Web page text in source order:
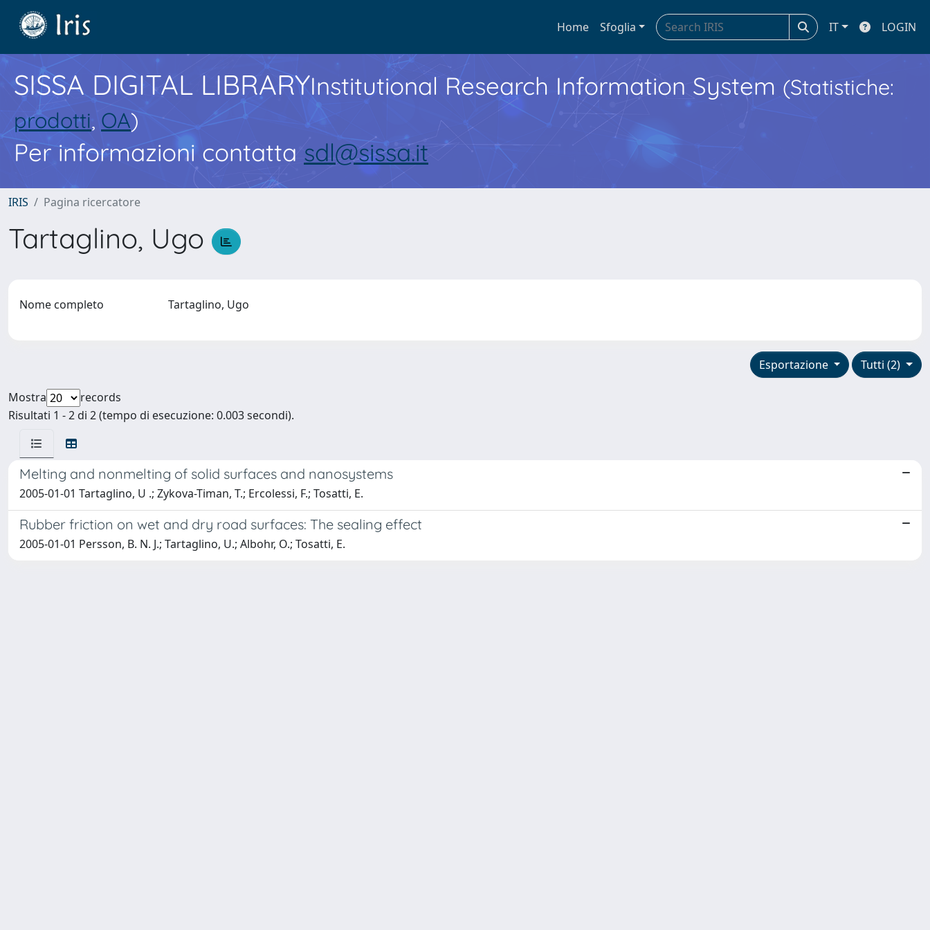
Home Sfoglia IT LOGIN
SISSA DIGITAL LIBRARYInstitutional Research Information System (Statistiche:
prodotti, OA)
Per informazioni contatta sdl@sissa.it
IRIS Pagina ricercatore
Tartaglino, Ugo
Nome completo Tartaglino, Ugo
Tutti (2)
Esportazione
Mostra
records
Risultati 1 - 2 di 2 (tempo di esecuzione: 0.003 secondi).
Melting and nonmelting of solid surfaces and nanosystems
2005-01-01 Tartaglino, U .; Zykova-Timan, T.; Ercolessi, F.; Tosatti, E.
Rubber friction on wet and dry road surfaces: The sealing effect
2005-01-01 Persson, B. N. J.; Tartaglino, U.; Albohr, O.; Tosatti, E.